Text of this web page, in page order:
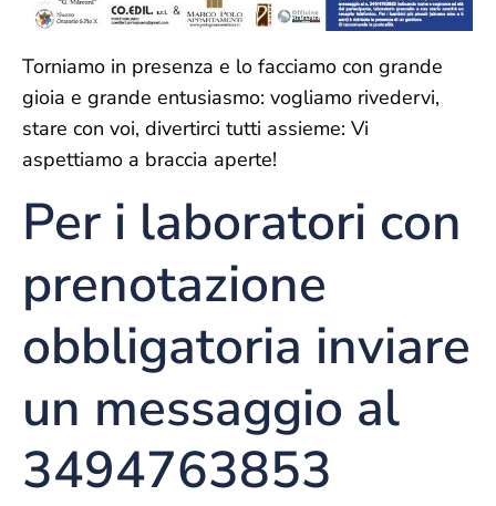
Torniamo in presenza e lo facciamo con grande
gioia e grande entusiasmo: vogliamo rivedervi,
stare con voi, divertirci tutti assieme: Vi
aspettiamo a braccia aperte!
Per i laboratori con
prenotazione
obbligatoria inviare
un messaggio al
3494763853